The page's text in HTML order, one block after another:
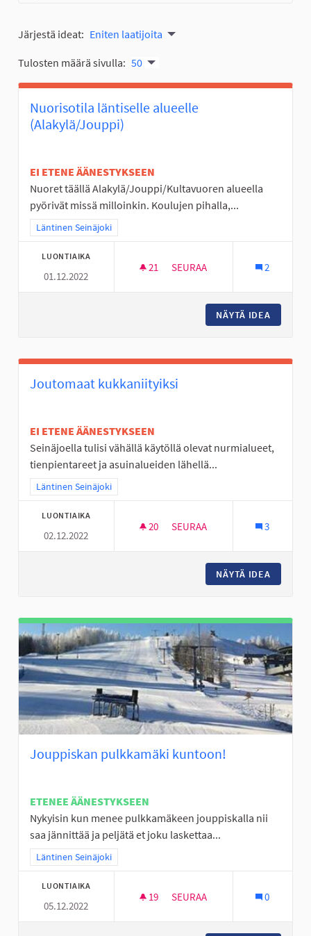
Järjestä ideat: Eniten laatijoita
Tulosten määrä sivulla: 50
Nuorisotila läntiselle alueelle
(Alakylä/Jouppi)
EI ETENE ÄÄNESTYKSEEN
Nuoret täällä Alakylä/Jouppi/Kultavuoren alueella
pyörivät missä milloinkin. Koulujen pihalla,...
Rajaa tulokset teeman mukaan: Läntinen Seinäjoki
Läntinen Seinäjoki
LUONTIAIKA
01.12.2022
21 21 SEURAAJAA
SEURAA 2
NÄYTÄ IDEA
Joutomaat kukkaniityiksi
EI ETENE ÄÄNESTYKSEEN
Seinäjoella tulisi vähällä käytöllä olevat nurmialueet,
tienpientareet ja asuinalueiden lähellä...
Rajaa tulokset teeman mukaan: Läntinen Seinäjoki
Läntinen Seinäjoki
LUONTIAIKA
02.12.2022
20 20 SEURAAJAA
SEURAA 3
NÄYTÄ IDEA
Jouppiskan pulkkamäki kuntoon!
ETENEE ÄÄNESTYKSEEN
Nykyisin kun menee pulkkamäkeen jouppiskalla nii
saa jännittää ja peljätä et joku laskettaa...
Rajaa tulokset teeman mukaan: Läntinen Seinäjoki
Läntinen Seinäjoki
LUONTIAIKA
05.12.2022
19 19 SEURAAJAA
SEURAA 0